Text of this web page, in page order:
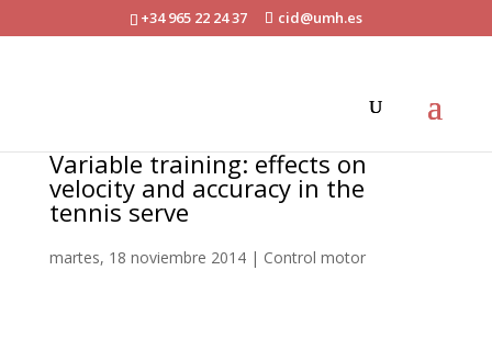
+34 965 22 24 37 cid@umh.es
Variable training: effects on
velocity and accuracy in the
tennis serve
martes, 18 noviembre 2014| Control motor